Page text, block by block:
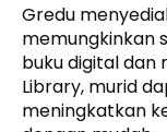
Gredu
memungkinkan
buku digital dan
Library, murid
meningkatkan